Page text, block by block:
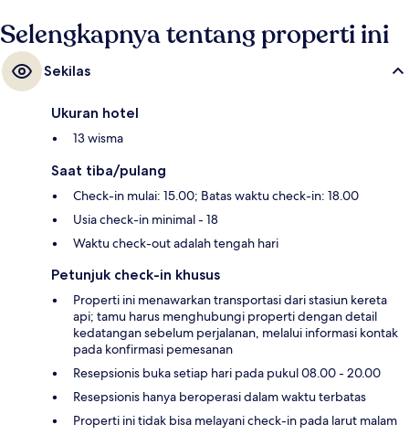
Selengkapnya tentang properti ini
Sekilas
Ukuran hotel
13 wisma
Saat tiba/pulang
Check-in mulai: 15.00; Batas waktu check-in: 18.00
Usia check-in minimal - 18
Waktu check-out adalah tengah hari
Petunjuk check-in khusus
Properti ini menawarkan transportasi dari stasiun kereta
api; tamu harus menghubungi properti dengan detail
kedatangan sebelum perjalanan, melalui informasi kontak
pada konfirmasi pemesanan
Resepsionis buka setiap hari pada pukul 08.00 - 20.00
Resepsionis hanya beroperasi dalam waktu terbatas
Properti ini tidak bisa melayani check-in pada larut malam